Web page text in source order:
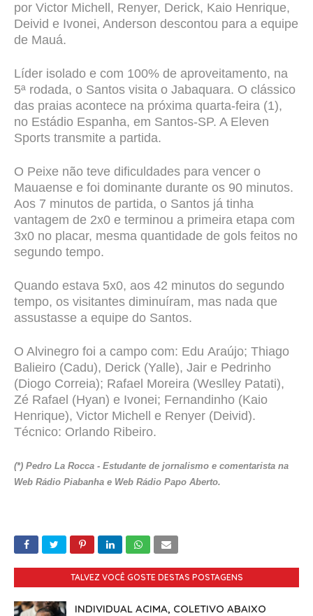
por Victor Michell, Renyer, Derick, Kaio Henrique,
Deivid e Ivonei, Anderson descontou para a equipe
de Mauá.
Líder isolado e com 100% de aproveitamento, na
5ª rodada, o Santos visita o Jabaquara. O clássico
das praias acontece na próxima quarta-feira (1),
no Estádio Espanha, em Santos-SP. A Eleven
Sports transmite a partida.
O Peixe não teve dificuldades para vencer o
Mauaense e foi dominante durante os 90 minutos.
Aos 7 minutos de partida, o Santos já tinha
vantagem de 2x0 e terminou a primeira etapa com
3x0 no placar, mesma quantidade de gols feitos no
segundo tempo.
Quando estava 5x0, aos 42 minutos do segundo
tempo, os visitantes diminuíram, mas nada que
assustasse a equipe do Santos.
O Alvinegro foi a campo com: Edu Araújo; Thiago
Balieiro (Cadu), Derick (Yalle), Jair e Pedrinho
(Diogo Correia); Rafael Moreira (Weslley Patati),
Zé Rafael (Hyan) e Ivonei; Fernandinho (Kaio
Henrique), Victor Michell e Renyer (Deivid).
Técnico: Orlando Ribeiro.
(*) Pedro La Rocca - Estudante de jornalismo e comentarista na
Web Rádio Piabanha e Web Rádio Papo Aberto.
TALVEZ VOCÊ GOSTE DESTAS POSTAGENS
INDIVIDUAL ACIMA, COLETIVO ABAIXO